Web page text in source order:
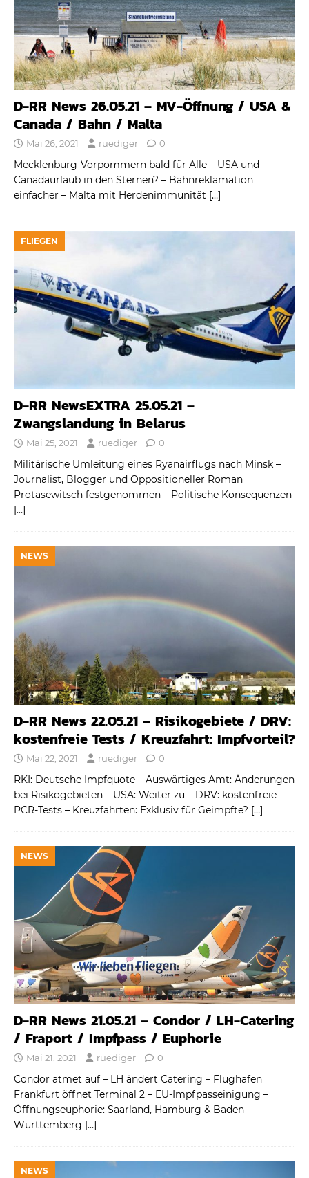
D-RR News 26.05.21 – MV-Öffnung / USA &
Canada / Bahn / Malta
Mai 26, 2021 ruediger 0
Mecklenburg-Vorpommern bald für Alle – USA und
Canadaurlaub in den Sternen? – Bahnreklamation
einfacher – Malta mit Herdenimmunität […]
FLIEGEN
D-RR NewsEXTRA 25.05.21 –
Zwangslandung in Belarus
Mai 25, 2021 ruediger 0
Militärische Umleitung eines Ryanairflugs nach Minsk –
Journalist, Blogger und Oppositioneller Roman
Protasewitsch festgenommen – Politische Konsequenzen
[…]
NEWS
D-RR News 22.05.21 – Risikogebiete / DRV:
kostenfreie Tests / Kreuzfahrt: Impfvorteil?
Mai 22, 2021 ruediger 0
RKI: Deutsche Impfquote – Auswärtiges Amt: Änderungen
bei Risikogebieten – USA: Weiter zu – DRV: kostenfreie
PCR-Tests – Kreuzfahrten: Exklusiv für Geimpfte? […]
NEWS
D-RR News 21.05.21 – Condor / LH-Catering
/ Fraport / Impfpass / Euphorie
Mai 21, 2021 ruediger 0
Condor atmet auf – LH ändert Catering – Flughafen
Frankfurt öffnet Terminal 2 – EU-Impfpasseinigung –
Öffnungseuphorie: Saarland, Hamburg & Baden-
Württemberg […]
NEWS